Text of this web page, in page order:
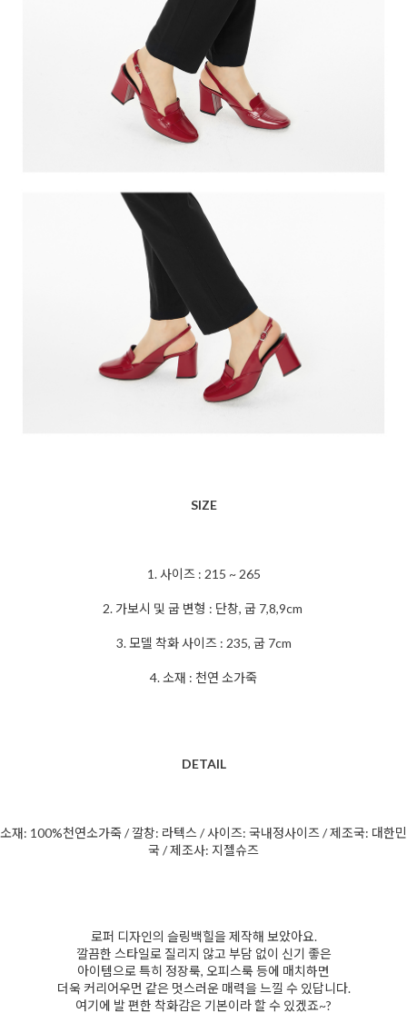
SIZE
1. 사이즈 : 215 ~ 265
2. 가보시 및 굽 변형 : 단창, 굽 7,8,9cm
3. 모델 착화 사이즈 : 235, 굽 7cm
4. 소재 : 천연 소가죽
DETAIL
소재: 100%천연소가죽 / 깔창: 라텍스 / 사이즈: 국내정사이즈 / 제조국: 대한민
국 / 제조사: 지젤슈즈
로퍼 디자인의 슬링백힐을 제작해 보았아요.
깔끔한 스타일로 질리지 않고 부담 없이 신기 좋은
아이템으로 특히 정장룩, 오피스룩 등에 매치하면
더욱 커리어우먼 같은 멋스러운 매력을 느낄 수 있답니다.
여기에 발 편한 착화감은 기본이라 할 수 있겠죠~?